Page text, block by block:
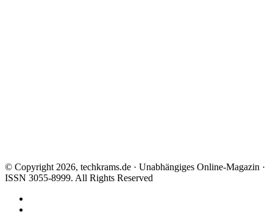
© Copyright 2026, techkrams.de · Unabhängiges Online-Magazin ·
ISSN 3055-8999. All Rights Reserved